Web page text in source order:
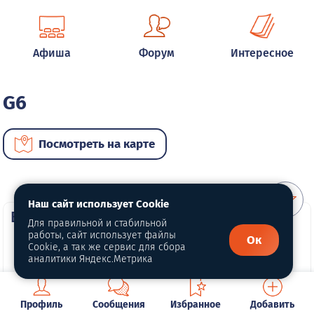
Афиша Форум Интересное
G6
Посмотреть на карте
ВИП автомобили
Профиль Сообщения Избранное Добавить
Наш сайт использует Cookie
Для правильной и стабильной
работы, сайт использует файлы
Cookie, а так же сервис для сбора
аналитики Яндекс.Метрика
Ок